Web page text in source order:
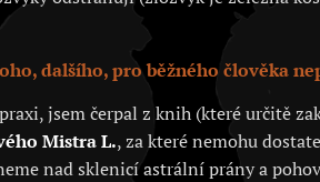
dalšího, pro běžného člověka
jsem čerpal z knih (které určitě
Mistra L., za které nemohu
nad sklenicí astrální prány a